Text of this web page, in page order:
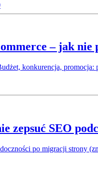
– jak nie
konkurencja,
zepsuć SEO
po migracji strony